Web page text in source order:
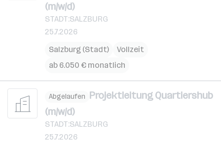
(m/w/d)
STADT:SALZBURG
25.7.2026
Salzburg (Stadt)
Vollzeit
ab 6.050 € monatlich
Abgelaufen Projektleitung Quartiershub
(m/w/d)
STADT:SALZBURG
25.7.2026